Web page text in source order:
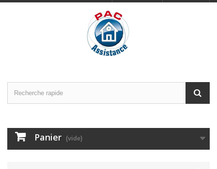
Panier (vide)